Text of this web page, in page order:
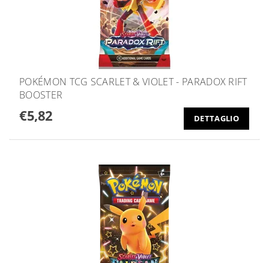
POKÉMON TCG SCARLET & VIOLET - PARADOX RIFT
BOOSTER
€5,82 DETTAGLIO